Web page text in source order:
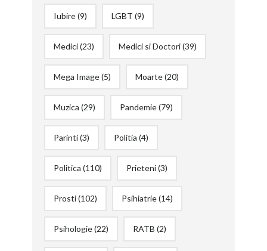
Iubire(9) LGBT (9)
Medici(23) Medici si Doctori(39)
Mega Image(5) Moarte(20)
Muzica (29) Pandemie(79)
Parinti(3) Politia (4)
Politica (110) Prieteni(3)
Prosti(102) Psihiatrie(14)
Psihologie(22) RATB (2)